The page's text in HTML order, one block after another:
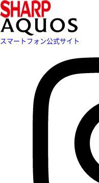
スマートフォン公式サイト